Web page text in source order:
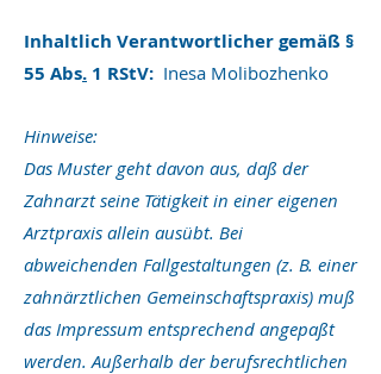
Inhaltlich Verantwortlicher gemäß §
55 Abs. 1 RStV: Inesa Molibozhenko
Hinweise:
Das Muster geht davon aus, daß der
Zahnarzt seine Tätigkeit in einer eigenen
Arztpraxis allein ausübt. Bei
abweichenden Fallgestaltungen (z. B. einer
zahnärztlichen Gemeinschaftspraxis) muß
das Impressum entsprechend angepaßt
werden. Außerhalb der berufsrechtlichen